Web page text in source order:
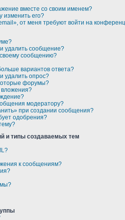
вместе со своим именем?
изменить его?
от меня требуют войти на
удалить сообщение?
своему сообщению?
вариантов ответа?
удалить опрос?
форумы?
вложения?
модератору?
при создании сообщения?
одобрения?
и типы создаваемых тем
к сообщениям?